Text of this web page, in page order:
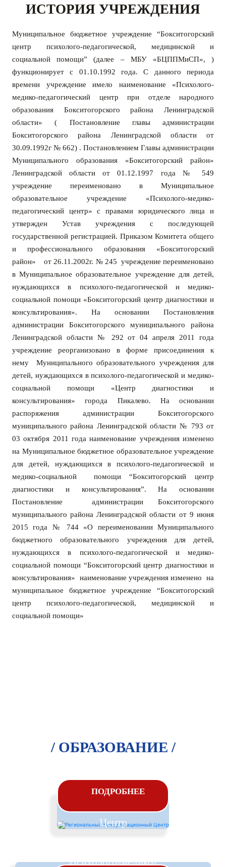
ИСТОРИЯ УЧРЕЖДЕНИЯ
Муниципальное бюджетное учреждение “Бокситогорский
центр психолого-педагогической, медицинской и
социальной помощи” (далее – МБУ «БЦППМиСП», )
функционирует с 01.10.1992 года. С данного периода
времени учреждение имело наименование «Психолого-
медико-педагогический центр при отделе народного
образования Бокситогорского района Ленинградской
области» ( Постановление главы администрации
Бокситогорского района Ленинградской области от
30.09.1992г № 662) . Постановлением Главы администрации
Муниципального образования «Бокситогорский район»
Ленинградской области от 01.12.1997 года № 549
учреждение переименовано в Муниципальное
образовательное учреждение «Психолого-медико-
педагогический центр» с правами юридического лица и
утвержден Устав учреждения с последующей
государственной регистрацией. Приказом Комитета общего
и профессионального образования «Бокситогорский
район» от 26.11.2002г. № 245 учреждение переименовано
в Муниципальное образовательное учреждение для детей,
нуждающихся в психолого-педагогической и медико-
социальной помощи «Бокситогорский центр диагностики и
консультирования». На основании Постановления
администрации Бокситогорского муниципального района
Ленинградской области № 292 от 04 апреля 2011 года
учреждение реорганизовано в форме присоединения к
нему Муниципального образовательного учреждения для
детей, нуждающихся в психолого-педагогической и медико-
социальной помощи «Центр диагностики и
консультирования» города Пикалево. На основании
распоряжения администрации Бокситогорского
муниципального района Ленинградской области № 793 от
03 октября 2011 года наименование учреждения изменено
на Муниципальное бюджетное образовательное учреждение
для детей, нуждающихся в психолого-педагогической и
медико-социальной помощи “Бокситогорский центр
диагностики и консультирования”. На основании
Постановление администрации Бокситогорского
муниципального района Ленинградской области от 9 июня
2015 года № 744 «О переименовании Муниципального
бюджетного образовательного учреждения для детей,
нуждающихся в психолого-педагогической и медико-
социальной помощи “Бокситогорский центр диагностики и
консультирования» наименование учреждения изменено на
муниципальное бюджетное учреждение “Бокситогорский
центр психолого-педагогической, медицинской и
социальной помощи»
/ ОБРАЗОВАНИЕ /
Региональный
Центр
ПОДРОБНЕЕ
Психолого-медико-